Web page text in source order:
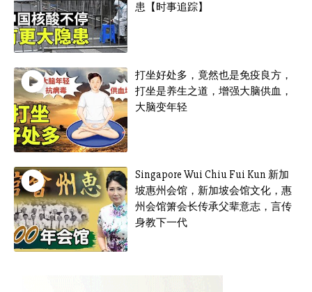
患【时事追踪】
打坐好处多，竟然也是免疫良方，
打坐是养生之道，增强大脑供血，
大脑变年轻
Singapore Wui Chiu Fui Kun 新加
坡惠州会馆，新加坡会馆文化，惠
州会馆箫会长传承父辈意志，言传
身教下一代